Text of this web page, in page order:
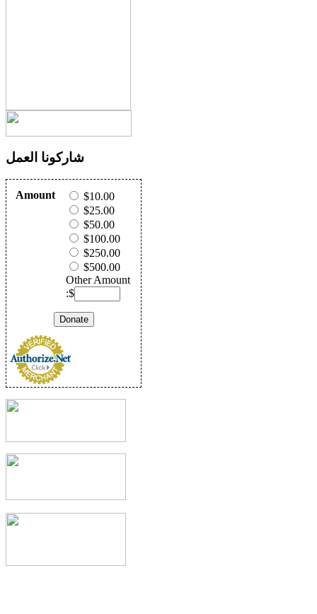
شاركونا العمل
Amount
$10.00
$25.00
$50.00
$100.00
$250.00
$500.00
Other Amount
:$